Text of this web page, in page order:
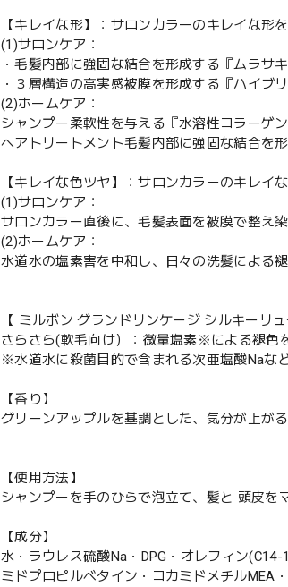
【キレイな形】：サロンカラーのキレイな形
(1)サロンケア：
・毛髪内部に強固な結合を形成する『ムラサ
・３層構造の高実感被膜を形成する『ハイブ
(2)ホームケア：
シャンプー柔軟性を与える『水溶性コラーゲ
ヘアトリートメント毛髪内部に強固な結合を
【キレイな色ツヤ】：サロンカラーのキレイ
(1)サロンケア：
サロンカラー直後に、毛髪表面を被膜で整え
(2)ホームケア：
水道水の塩素害を中和し、日々の洗髪による
【 ミルボン グランドリンケージ シルキーリ
さらさら(軟毛向け）：微量塩素※による褪色
※水道水に殺菌目的で含まれる次亜塩酸Naな
【香り】
グリーンアップルを基調とした、気分が上が
【使用方法】
シャンプーを手のひらで泡立て、髪と 頭皮を
【成分】
水・ラウレス硫酸Na・DPG・オレフィン
ミドプロピルベタイン・コカミドメチルMEA